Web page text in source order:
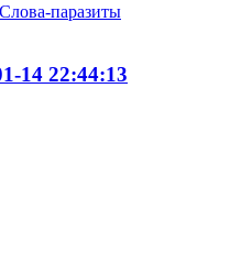
Слова-паразиты
14 22:44:13